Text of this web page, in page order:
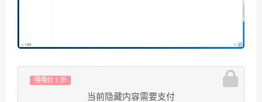
嘎嘎价 1 折
当前隐藏内容需要支付